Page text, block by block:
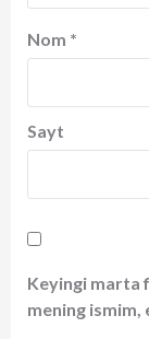
Nom *
Sayt
Keyingi marta
mening ismim,